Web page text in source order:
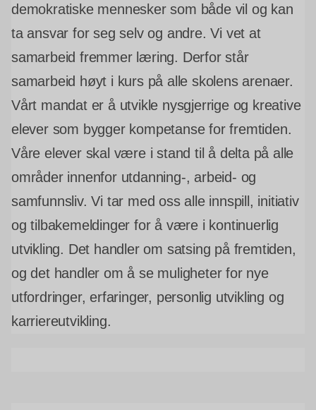
demokratiske mennesker som både vil og kan
ta ansvar for seg selv og andre. Vi vet at
samarbeid fremmer læring. Derfor står
samarbeid høyt i kurs på alle skolens arenaer.
Vårt mandat er å utvikle nysgjerrige og kreative
elever som bygger kompetanse for fremtiden.
Våre elever skal være i stand til å delta på alle
områder innenfor utdanning-, arbeid- og
samfunnsliv. Vi tar med oss alle innspill, initiativ
og tilbakemeldinger for å være i kontinuerlig
utvikling. Det handler om satsing på fremtiden,
og det handler om å se muligheter for nye
utfordringer, erfaringer, personlig utvikling og
karriereutvikling.